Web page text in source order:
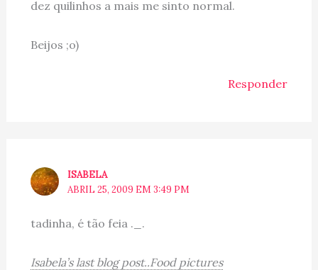
dez quilinhos a mais me sinto normal.
Beijos ;o)
Responder
ISABELA
ABRIL 25, 2009 EM 3:49 PM
tadinha, é tão feia ._.
Isabela’s last blog post..Food pictures